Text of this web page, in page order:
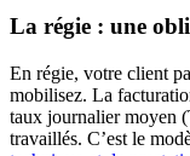
La régie : une
En régie, votre client
mobilisez. La
taux journalier moyen
travaillés. C’est le